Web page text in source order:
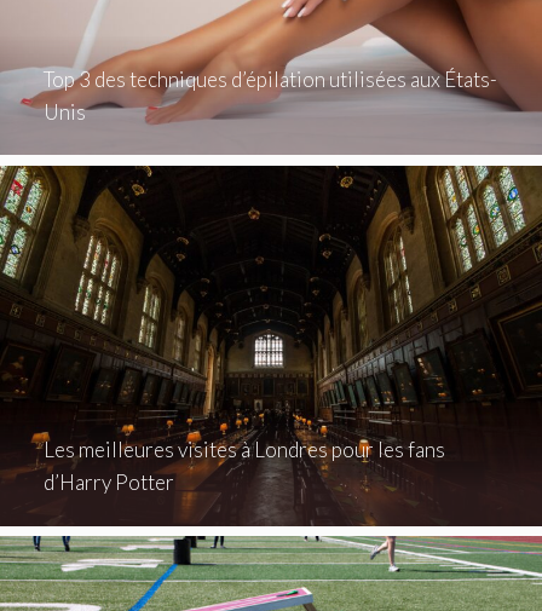
Top 3 des techniques d’épilation utilisées aux États-
Unis
Les meilleures visites à Londres pour les fans
d’Harry Potter